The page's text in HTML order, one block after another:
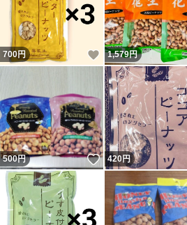
700円 いいね！
1,579円
500円 いいね！
420円